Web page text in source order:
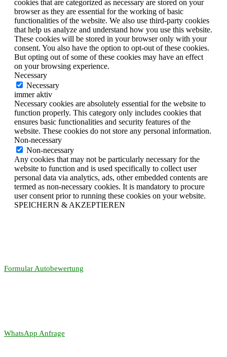
cookies that are categorized as necessary are stored on your
browser as they are essential for the working of basic
functionalities of the website. We also use third-party cookies
that help us analyze and understand how you use this website.
These cookies will be stored in your browser only with your
consent. You also have the option to opt-out of these cookies.
But opting out of some of these cookies may have an effect
on your browsing experience.
Necessary
Necessary
immer aktiv
Necessary cookies are absolutely essential for the website to
function properly. This category only includes cookies that
ensures basic functionalities and security features of the
website. These cookies do not store any personal information.
Non-necessary
Non-necessary
Any cookies that may not be particularly necessary for the
website to function and is used specifically to collect user
personal data via analytics, ads, other embedded contents are
termed as non-necessary cookies. It is mandatory to procure
user consent prior to running these cookies on your website.
SPEICHERN & AKZEPTIEREN
Formular Autobewertung
WhatsApp Anfrage